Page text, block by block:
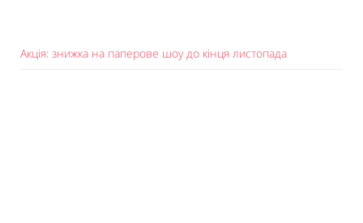
Акція: знижка на паперове шоу до кінця листопада